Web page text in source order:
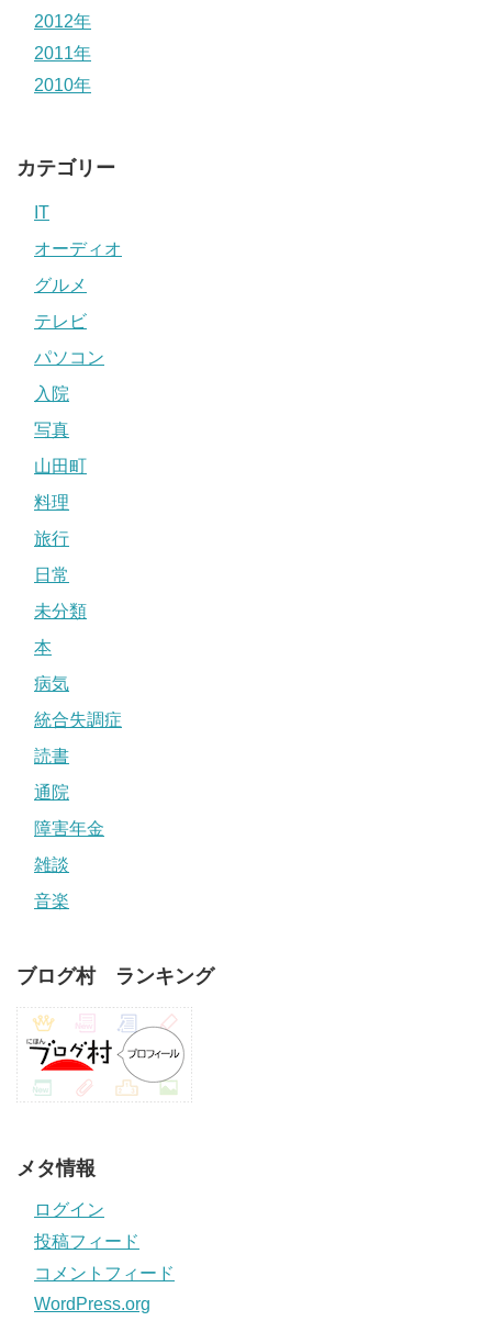
2012年
2011年
2010年
カテゴリー
IT
オーディオ
グルメ
テレビ
パソコン
入院
写真
山田町
料理
旅行
日常
未分類
本
病気
統合失調症
読書
通院
障害年金
雑談
音楽
ブログ村 ランキング
メタ情報
ログイン
投稿フィード
コメントフィード
WordPress.org